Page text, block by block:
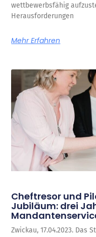
wettbewerbsfähig
Herausforderungen
Mehr Erfahren
Cheftresor und
Jubiläum: drei
Zwickau, 17.04.2023. Das